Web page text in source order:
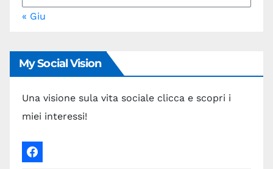
« Giu
My Social Vision
Una visione sula vita sociale clicca e scopri i
miei interessi!
facebook